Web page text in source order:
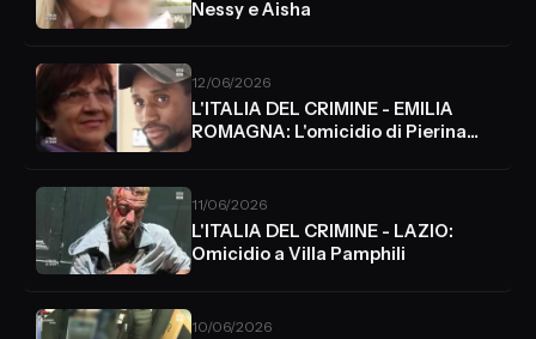
Nessy e Aisha
12/06/2026
L'ITALIA DEL CRIMINE - EMILIA
ROMAGNA: L'omicidio di Pierina
11/06/2026
L'ITALIA DEL CRIMINE - LAZIO:
Omicidio a Villa Pamphili
10/06/2026